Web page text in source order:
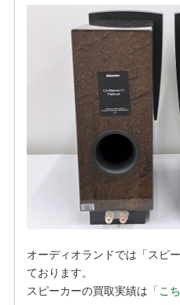
オーディオランドでは「スピ
ております。
スピーカーの買取実績は 「こ